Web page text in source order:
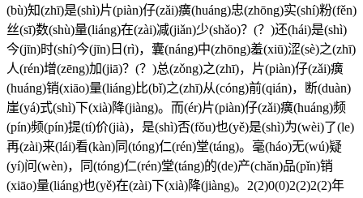
(bù)知(zhī)是(shì)片(piàn)仔(zǎi)癀(huáng)忠(zhōng)实(shí)粉(fěn)
丝(sī)数(shù)量(liáng)在(zài)减(jiǎn)少(shǎo)？(？)还(hái)是(shì)
今(jīn)时(shí)今(jīn)日(rì)，囊(náng)中(zhōng)羞(xiū)涩(sè)之(zhī)
人(rén)增(zēng)加(jiā)？(？)总(zǒng)之(zhī)，片(piàn)仔(zǎi)癀
(huáng)销(xiāo)量(liáng)比(bǐ)之(zhī)从(cóng)前(qián)，断(duàn)
崖(yá)式(shì)下(xià)降(jiàng)。而(ér)片(piàn)仔(zǎi)癀(huáng)频
(pín)频(pín)提(tí)价(jià)，是(shì)否(fǒu)也(yě)是(shì)为(wèi)了(le)
再(zài)来(lái)看(kàn)同(tóng)仁(rén)堂(táng)。毫(háo)无(wú)疑
(yí)问(wèn)，同(tóng)仁(rén)堂(táng)的(de)产(chǎn)品(pǐn)销
(xiāo)量(liáng)也(yě)在(zài)下(xià)降(jiàng)。2(2)0(0)2(2)2(2)年